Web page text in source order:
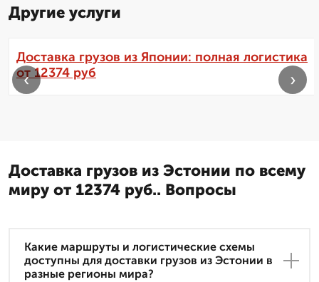
Другие услуги
Доставка грузов из Японии: полная логистика
от 12374 руб
‹ ›
Доставка грузов из Эстонии по всему
миру от 12374 руб.. Вопросы
Какие маршруты и логистические схемы
доступны для доставки грузов из Эстонии в
разные регионы мира?